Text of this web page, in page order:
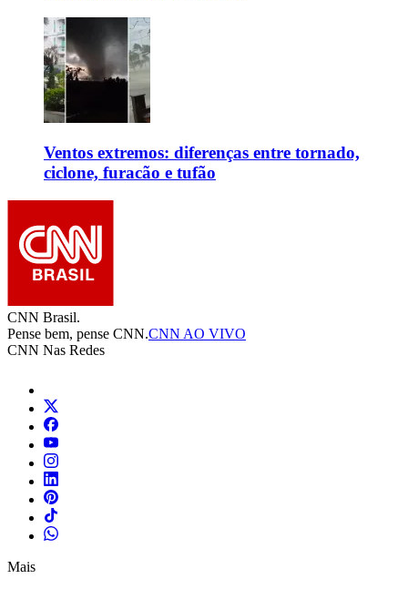
Ventos extremos: diferenças entre tornado,
ciclone, furacão e tufão
CNN Brasil.
Pense bem, pense CNN.CNN AO VIVO
CNN Nas Redes
Mais